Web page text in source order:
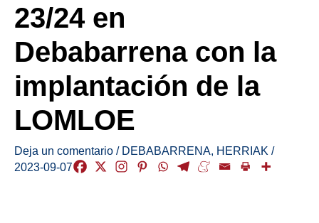
23/24 en
Debabarrena con la
implantación de la
LOMLOE
Deja un comentario / DEBABARRENA, HERRIAK /
2023-09-07